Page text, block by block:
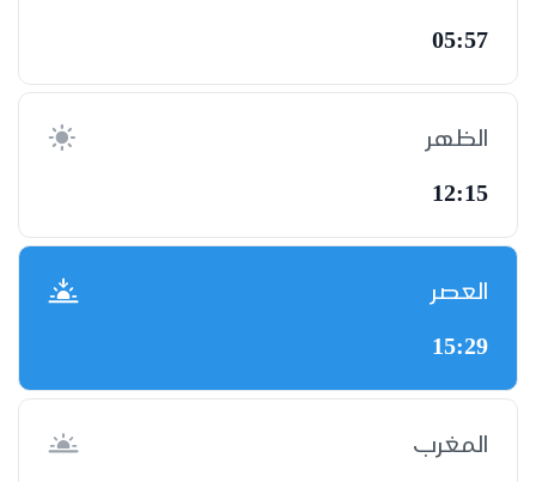
05:57
الظهر
12:15
العصر
15:29
المغرب